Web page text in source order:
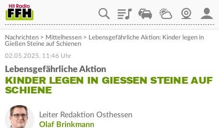
PlaylistStaupilotWetterWebcam
Nachrichten > Mittelhessen > Lebensgefährliche Aktion: Kinder legen in
Gießen Steine auf Schienen
02.05.2025, 11:46 Uhr
Lebensgefährliche Aktion
KINDER LEGEN IN GIESSEN STEINE AUF S
CHIENE
Leiter Redaktion Osthessen
Olaf Brinkmann